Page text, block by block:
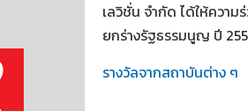
เลวิชั่น จำกัด ได้ให้ควา
ยกร่างรัฐธรรมนูญ ปี
รางวัลจากสถาบันต่าง ๆ